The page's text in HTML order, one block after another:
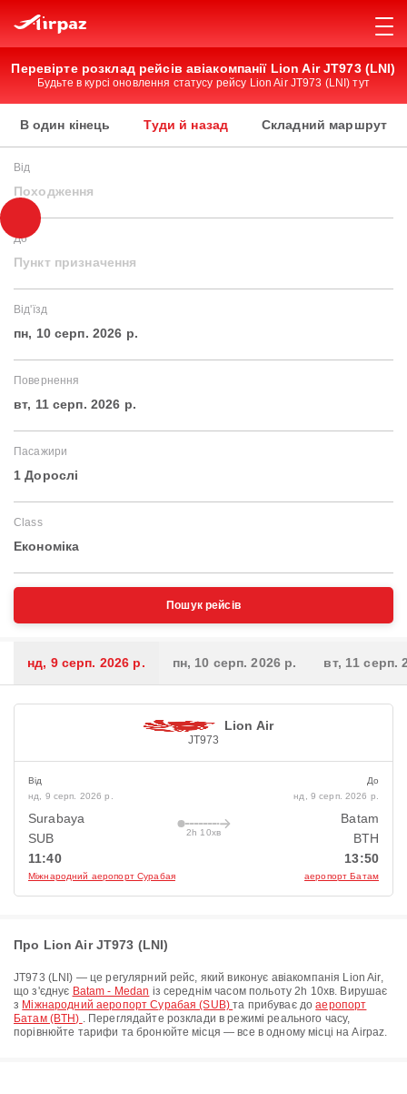
Перевірте розклад рейсів авіакомпанії Lion Air JT973 (LNI)
Будьте в курсі оновлення статусу рейсу Lion Air JT973 (LNI) тут
В один кінець Туди й назад Складний маршрут
Від
Походження
До
Пункт призначення
Від'їзд
пн, 10 серп. 2026 р.
Повернення
вт, 11 серп. 2026 р.
Пасажири
1 Дорослі
Class
Економіка
Пошук рейсів
нд, 9 серп. 2026 р. пн, 10 серп. 2026 р. вт, 11 серп.
Lion Air
JT973
Від
нд, 9 серп. 2026 р.
Surabaya
SUB
11:40
Міжнародний аеропорт Сурабая
2h 10хв
До
нд, 9 серп. 2026 р.
Batam
BTH
13:50
аеропорт Батам
Про Lion Air JT973 (LNI)
JT973 (LNI) — це регулярний рейс, який виконує авіакомпанія Lion Air,
що з'єднує Batam - Medan із середнім часом польоту2h 10хв. Вирушає
з Міжнародний аеропорт Сурабая (SUB)та прибуває доаеропорт
Батам (BTH) . Переглядайте розклади в режимі реального часу,
порівнюйте тарифи та бронюйте місця — все в одному місці на Airpaz.